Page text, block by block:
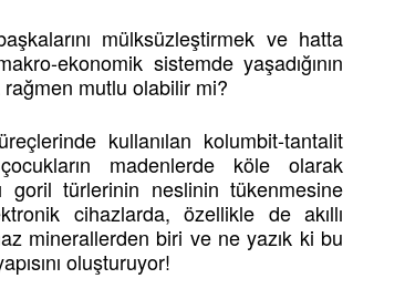
mülksüzleştirmek ve hatta
ekonomik sistemde yaşadığının
rağmen mutlu olabilir mi?
kullanılan kolumbit-tantalit
çocukların madenlerde köle olarak
goril türlerinin neslinin tükenmesine
cihazlarda, özellikle de akıllı
minerallerden biri ve ne yazık ki bu
oluşturuyor!